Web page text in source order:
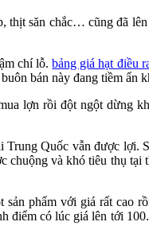
săn chắc… cũng đã
chí lỗ.bảng giá hạt điều
bán này đang tiềm ẩn
lợn rồi đột ngột dừng
Quốc vẫn được lợi.
và khó tiêu thụ
phẩm với giá rất cao
có lúc giá lên tới